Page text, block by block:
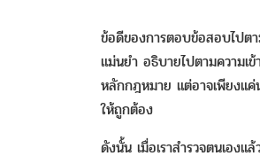
ข้อดีของการตอบข้อสอบไปตา
แม่นยำ อธิบายไปตามความเ
หลักกฎหมาย แต่อาจเพียงแ
ให้ถูกต้อง
ดังนั้น เมื่อเราสำรวจตนเอง